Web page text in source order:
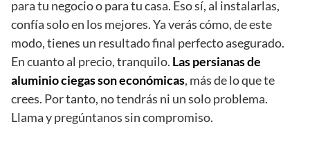
para tu negocio o para tu casa. Eso sí, al instalarlas,
confía solo en los mejores. Ya verás cómo, de este
modo, tienes un resultado final perfecto asegurado.
En cuanto al precio, tranquilo. Las persianas de
aluminio ciegas son económicas, más de lo que te
crees. Por tanto, no tendrás ni un solo problema.
Llama y pregúntanos sin compromiso.